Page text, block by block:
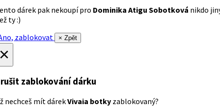
dárek pak nekoupí pro Dominika Atigu Sobotková nikdo
ty :)
zablokovat
× Zpět
zablokování dárku
nechceš mít dárekVivaia botky zablokovaný?